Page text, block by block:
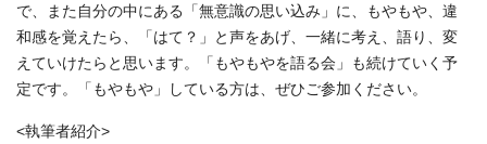
で、また自分の中にある「無意識の思い込み」に、もやもや、違
和感を覚えたら、「はて？」と声をあげ、一緒に考え、語り、変
えていけたらと思います。「もやもやを語る会」も続けていく予
定です。「もやもや」している方は、ぜひご参加ください。
<執筆者紹介>